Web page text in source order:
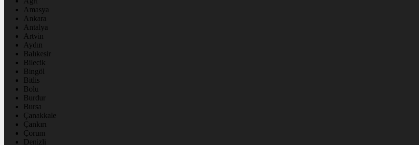
Amasya
Ankara
Antalya
Artvin
Aydın
Balıkesir
Bilecik
Bingöl
Bitlis
Bolu
Burdur
Bursa
Çanakkale
Çankırı
Çorum
Denizli